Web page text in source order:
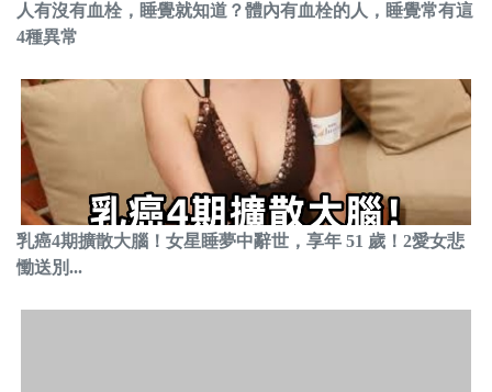
人有沒有血栓，睡覺就知道？體內有血栓的人，睡覺常有這
4種異常
乳癌4期擴散大腦！女星睡夢中辭世，享年 51 歲！2愛女悲
慟送別...